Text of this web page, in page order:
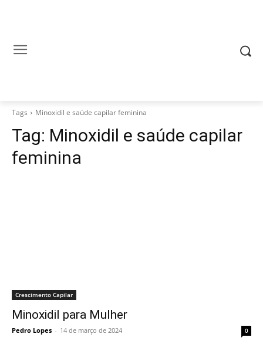
Tags Minoxidil e saúde capilar feminina
Tag: Minoxidil e saúde capilar
feminina
Crescimento Capilar
Minoxidil para Mulher
Pedro Lopes - 14 de março de 2024 0